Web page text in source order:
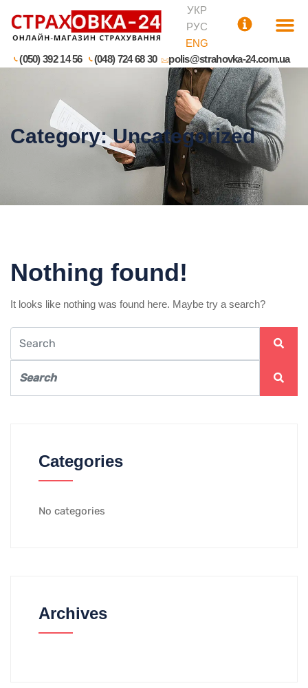
УКР
РУС
ENG
(050) 392 14 56 (048) 724 68 30 polis@strahovka-24.com.ua
Category:Uncategorized
Nothing found!
It looks like nothing was found here. Maybe try a search?
Categories
No categories
Archives